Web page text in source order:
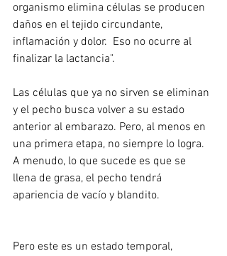
organismo elimina células se producen
daños en el tejido circundante,
inflamación y dolor.  Eso no ocurre al
finalizar la lactancia".
Las células que ya no sirven se eliminan
y el pecho busca volver a su estado
anterior al embarazo. Pero, al menos en
una primera etapa, no siempre lo logra.
A menudo, lo que sucede es que se
llena de grasa, el pecho tendrá
apariencia de vacío y blandito.
Pero este es un estado temporal,